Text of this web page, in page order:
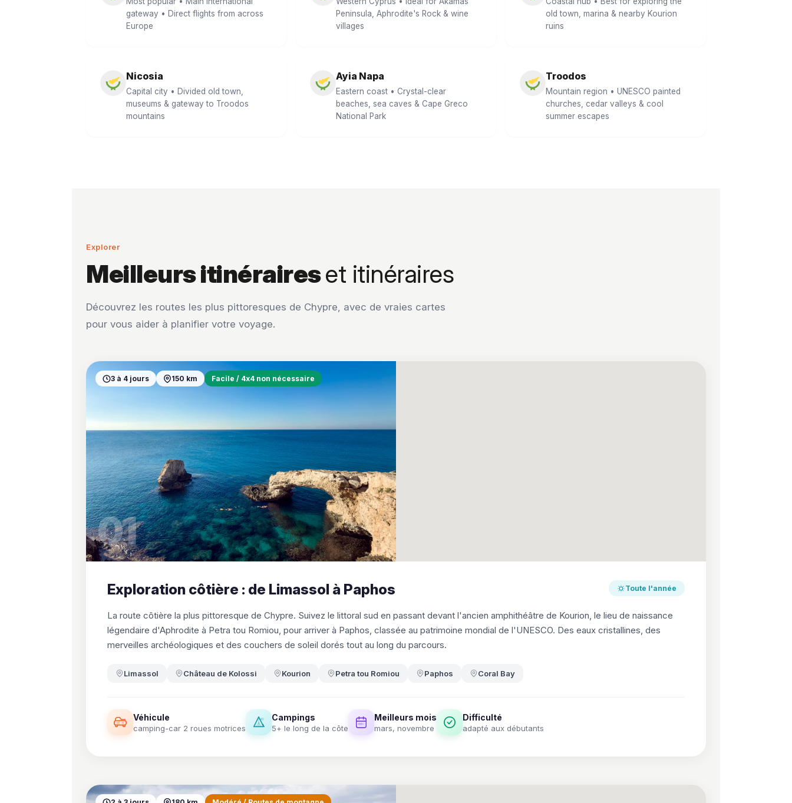
gateway • Direct flights from across
Europe
Peninsula, Aphrodite's Rock & wine
villages
old town, marina & nearby Kourion
ruins
Nicosia
Capital city • Divided old town,
museums & gateway to Troodos
mountains
Ayia Napa
Eastern coast • Crystal-clear
beaches, sea caves & Cape Greco
National Park
Troodos
Mountain region • UNESCO painted
churches, cedar valleys & cool
summer escapes
Explorer
Meilleurs itinéraireset itinéraires
Découvrez les routes les plus pittoresques de Chypre, avec de vraies cartes
pour vous aider à planifier votre voyage.
3 à 4 jours 150 km Facile / 4x4 non nécessaire
01
Exploration côtière : de Limassol à Paphos Toute l'année
La route côtière la plus pittoresque de Chypre. Suivez le littoral sud en passant devant l'ancien amphithéâtre de Kourion, le lieu de naissance
légendaire d'Aphrodite à Petra tou Romiou, pour arriver à Paphos, classée au patrimoine mondial de l'UNESCO. Des eaux cristallines, des
merveilles archéologiques et des couchers de soleil dorés tout au long du parcours.
Limassol Château de Kolossi Kourion Petra tou Romiou Paphos Coral Bay
Véhicule
camping-car 2 roues motrices
Campings
5+ le long de la côte
Meilleurs mois
mars, novembre
Difficulté
adapté aux débutants